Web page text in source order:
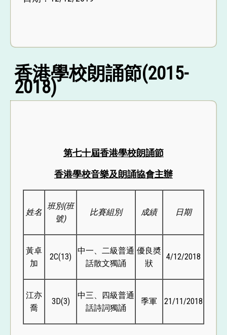
香港學校朗誦節(2015-
2018)
第七十屆香港學校朗誦節
香港學校音樂及朗誦協會主辦
姓名
班別(班
號)
比賽組別 成績 日期
黃卓
加
2C(13)
中一、二級普通
話散文獨誦
優良奬
狀
4/12/2018
江亦
喬
3D(3)
中三、四級普通
話詩詞獨誦
季軍 21/11/2018